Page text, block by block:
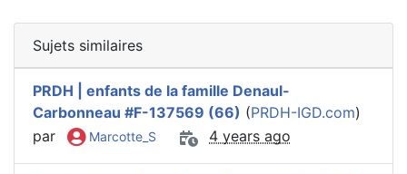
Sujets similaires
PRDH | enfants de la famille Denaul-
Carbonneau #F-137569 (66) (PRDH-IGD.com)
par
Marcotte_S 4 years ago